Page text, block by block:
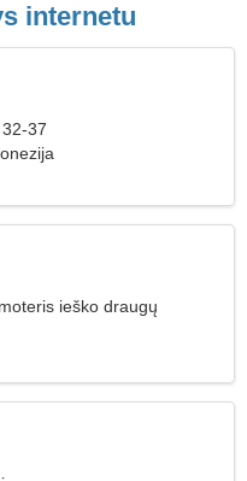
internetu
37
ieško draugų